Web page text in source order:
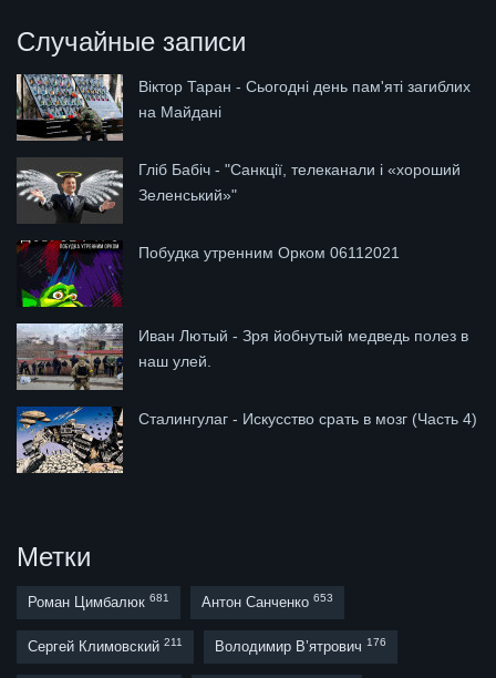
Случайные записи
Віктор Таран - Сьогодні день пам'яті загиблих
на Майдані
Гліб Бабіч - "Санкції, телеканали і «хороший
Зеленський»"
Побудка утренним Орком 06112021
Иван Лютый - Зря йобнутый медведь полез в
наш улей.
Сталингулаг - Искусство срать в мозг (Часть 4)
Метки
Роман Цимбалюк 681 Антон Санченко 653
Сергей Климовский 211 Володимир В’ятрович 176